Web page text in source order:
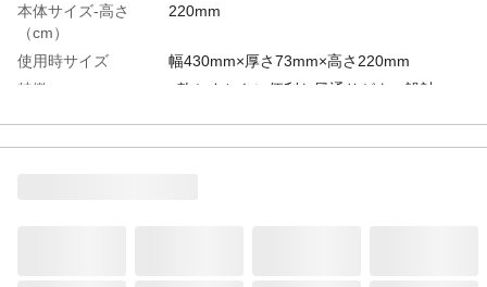
本体サイズ-高さ
（cm）
220mm
使用時サイズ
幅430mm×厚さ73mm×高さ220mm
特徴
●乾かすときに便利な風通りがよい設計。●